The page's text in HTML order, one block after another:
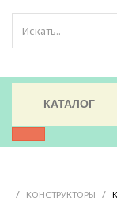
КАТАЛОГ
/ КОНСТРУКТОРЫ /